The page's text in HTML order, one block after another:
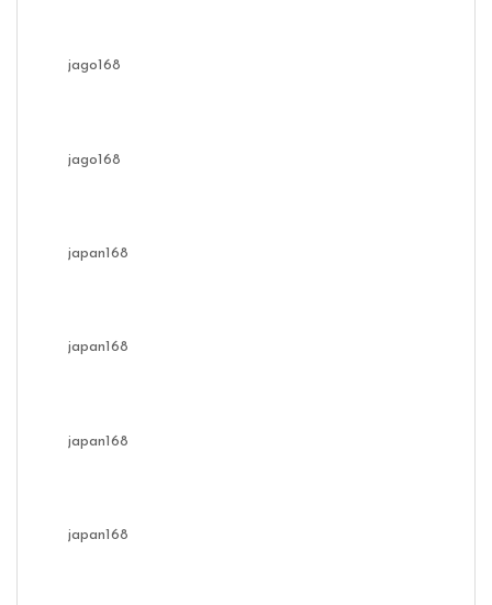
jago168
jago168
japan168
japan168
japan168
japan168